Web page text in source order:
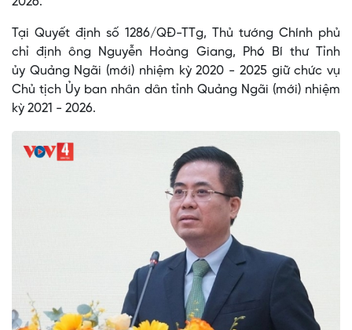
Tại Quyết định số 1286/QĐ-TTg, Thủ tướng Chính phủ
chỉ định ông Nguyễn Hoàng Giang, Phó Bí thư Tỉnh
ủy Quảng Ngãi (mới) nhiệm kỳ 2020 - 2025 giữ chức vụ
Chủ tịch Ủy ban nhân dân tỉnh Quảng Ngãi (mới) nhiệm
kỳ 2021 - 2026.